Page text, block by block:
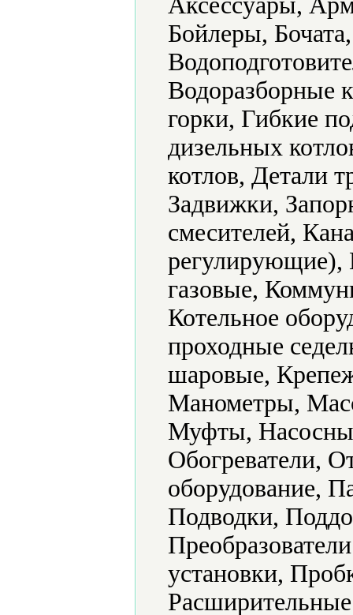
Бойлеры,
Водоразборные
горки, Гибкие
дизельных
котлов, Детали
Задвижки,
смесителей,
регулирующие),
газовые,
Котельное
проходные
шаровые,
Манометры,
Муфты,
Обогреватели,
оборудование,
Подводки,
установки,